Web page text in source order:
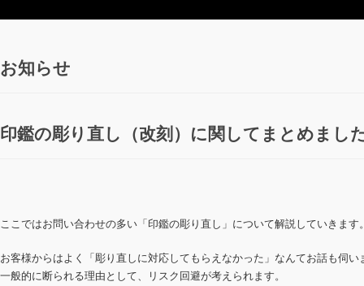
お知らせ
印鑑の彫り直し（改刻）に関してまとめまし
ここではお問い合わせの多い「印鑑の彫り直し」について解説していきます
お客様からはよく「彫り直しに対応してもらえなかった」なんてお話も伺
一般的に断られる理由として、リスク回避が考えられます。